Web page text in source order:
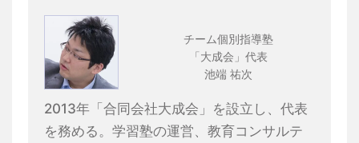
チーム個別指導塾
「大成会」代表
池端 祐次
2013年「合同会社大成会」を設立し、代表
を務める。学習塾の運営、教育コンサルテ